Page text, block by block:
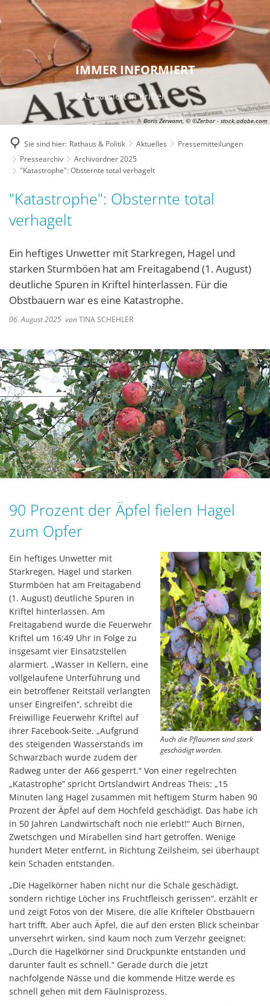
Boris Zerwann, © ©Zerbor - stock.adobe.com
IMMER INFORMIERT
DAS passiert in Kriftel
Sie sind hier: Rathaus & Politik Aktuelles
Pressemitteilungen
Pressearchiv
Archivordner 2025
"Katastrophe": Obsternte total verhagelt
"Katastrophe": Obsternte total
verhagelt
Ein heftiges Unwetter mit Starkregen, Hagel und
starken Sturmböen hat am Freitagabend (1. August)
deutliche Spuren in Kriftel hinterlassen. Für die
Obstbauern war es eine Katastrophe.
06. August 2025 vonTINA SCHEHLER
90 Prozent der Äpfel fielen Hagel
zum Opfer
Auch die Pflaumen sind stark
geschädigt worden.
Ein heftiges Unwetter mit
Starkregen, Hagel und starken
Sturmböen hat am Freitagabend
(1. August) deutliche Spuren in
Kriftel hinterlassen. Am
Freitagabend wurde die Feuerwehr
Kriftel um 16:49 Uhr in Folge zu
insgesamt vier Einsatzstellen
alarmiert. „Wasser in Kellern, eine
vollgelaufene Unterführung und
ein betroffener Reitstall verlangten
unser Eingreifen“, schreibt die
Freiwillige Feuerwehr Kriftel auf
ihrer Facebook-Seite. „Aufgrund
des steigenden Wasserstands im
Schwarzbach wurde zudem der
Radweg unter der A66 gesperrt.“ Von einer regelrechten
„Katastrophe“ spricht Ortslandwirt Andreas Theis: „15
Minuten lang Hagel zusammen mit heftigem Sturm haben 90
Prozent der Äpfel auf dem Hochfeld geschädigt. Das habe ich
in 50 Jahren Landwirtschaft noch nie erlebt!“ Auch Birnen,
Zwetschgen und Mirabellen sind hart getroffen. Wenige
hundert Meter entfernt, in Richtung Zeilsheim, sei überhaupt
kein Schaden entstanden.
„Die Hagelkörner haben nicht nur die Schale geschädigt,
sondern richtige Löcher ins Fruchtfleisch gerissen“, erzählt er
und zeigt Fotos von der Misere, die alle Krifteler Obstbauern
hart trifft. Aber auch Äpfel, die auf den ersten Blick scheinbar
unversehrt wirken, sind kaum noch zum Verzehr geeignet:
„Durch die Hagelkörner sind Druckpunkte entstanden und
darunter fault es schnell.“ Gerade durch die jetzt
nachfolgende Nässe und die kommende Hitze werde es
schnell gehen mit dem Fäulnisprozess.